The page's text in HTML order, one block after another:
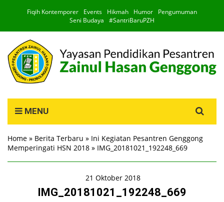
Fiqih Kontemporer Events Hikmah Humor
Pengumuman
Seni Budaya
#SantriBaruPZH
MENU
for:
Home » Berita Terbaru » Ini Kegiatan Pesantren Genggong
Memperingati HSN 2018 » IMG_20181021_192248_669
21 Oktober 2018
IMG_20181021_192248_669